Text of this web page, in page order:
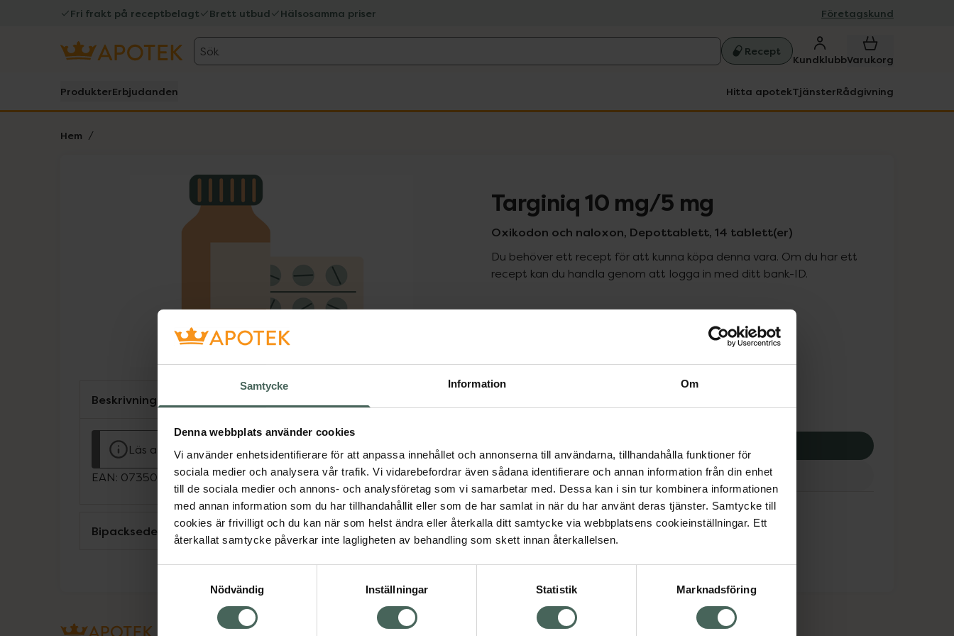
Samtycke Information Om
Denna webbplats använder cookies
Vi använder enhetsidentifierare för att anpassa innehållet och annonserna till användarna, tillhandahålla funktioner för
sociala medier och analysera vår trafik. Vi vidarebefordrar även sådana identifierare och annan information från din enhet
till de sociala medier och annons- och analysföretag som vi samarbetar med. Dessa kan i sin tur kombinera informationen
med annan information som du har tillhandahållit eller som de har samlat in när du har använt deras tjänster. Samtycke till
cookies är frivilligt och du kan när som helst ändra eller återkalla ditt samtycke via webbplatsens cookieinställningar. Ett
återkallat samtycke påverkar inte lagligheten av behandling som skett innan återkallelsen.
Nödvändig
Inställningar Statistik Marknadsföring
Fri frakt på receptbelagt Brett utbud Hälsosamma priser Företagskund
Sök Recept
KundklubbVarukorg
ProdukterErbjudanden Hitta apotekTjänsterRådgivning
Hem
Lista: . Innehåller 1 objekt. Targiniq 10 mg/5 mg
Oxikodon och naloxon, Depottablett, 14 tablett(er)
Du behöver ett recept för att kunna köpa denna vara. Om du har ett
recept kan du handla genom att logga in med ditt bank-ID.
Pris med recept
Högkostnadsskyddet gäller
118,20 kr
I apotek:118,20 kr
Köp via ditt recept
Aktuella erbjudanden
Beskrivning
Läs alltid bipacksedeln innan användning.
EAN: 07350065340423
Bipacksedel från FASS Visa
Om recept och läkemedel